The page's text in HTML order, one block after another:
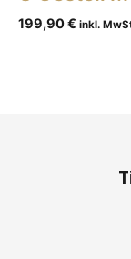
199,90€ inkl.